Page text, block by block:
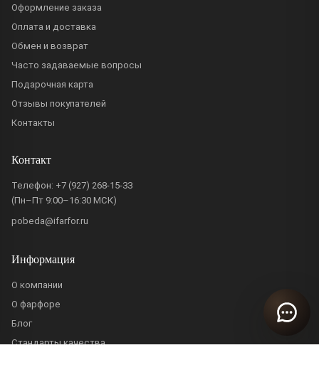
Оформление заказа
Оплата и доставка
Обмен и возврат
Часто задаваемые вопросы
Подарочная карта
Отзывы покупателей
Контакты
Контакт
Телефон: +7 (927) 268-15-33
(Пн–Пт 9:00–16:30 МСК)
pobeda@ifarfor.ru
Информация
О компании
О фарфоре
Блог
Стандарты качества